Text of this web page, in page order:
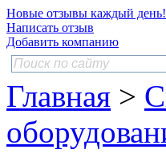
Новые отзывы каждый день!
Написать отзыв
Добавить компанию
Главная >